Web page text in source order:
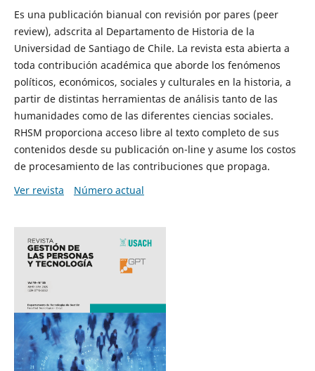
Es una publicación bianual con revisión por pares (peer
review), adscrita al Departamento de Historia de la
Universidad de Santiago de Chile. La revista esta abierta a
toda contribución académica que aborde los fenómenos
políticos, económicos, sociales y culturales en la historia, a
partir de distintas herramientas de análisis tanto de las
humanidades como de las diferentes ciencias sociales.
RHSM proporciona acceso libre al texto completo de sus
contenidos desde su publicación on-line y asume los costos
de procesamiento de las contribuciones que propaga.
Ver revista
Número actual